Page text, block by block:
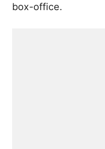
box-office.